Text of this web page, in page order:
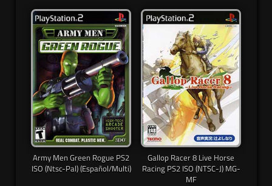
Army Men Green Rogue PS2
ISO (Ntsc-Pal) (Español/Multi)
Gallop Racer 8 Live Horse
Racing PS2 ISO (NTSC-J) MG-
MF